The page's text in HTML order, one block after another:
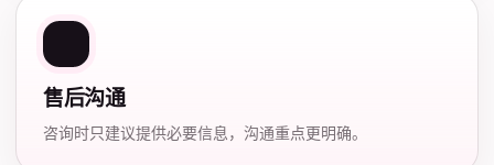
售后沟通
咨询时只建议提供必要信息，沟通重点更明确。